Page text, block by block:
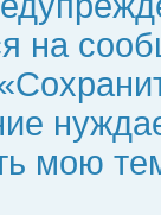
на
мою